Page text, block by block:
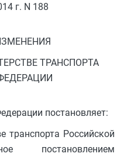
г. N 188
ТРАНСПОРТА
постановляет:
транспорта Российской
постановлением